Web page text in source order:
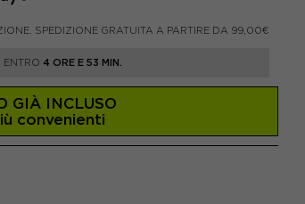
SPEDIZIONE GRATUITA A PARTIRE DA 99,00€
ENTRO 4 ORE E 53 MIN.
GIÀ INCLUSO
convenienti